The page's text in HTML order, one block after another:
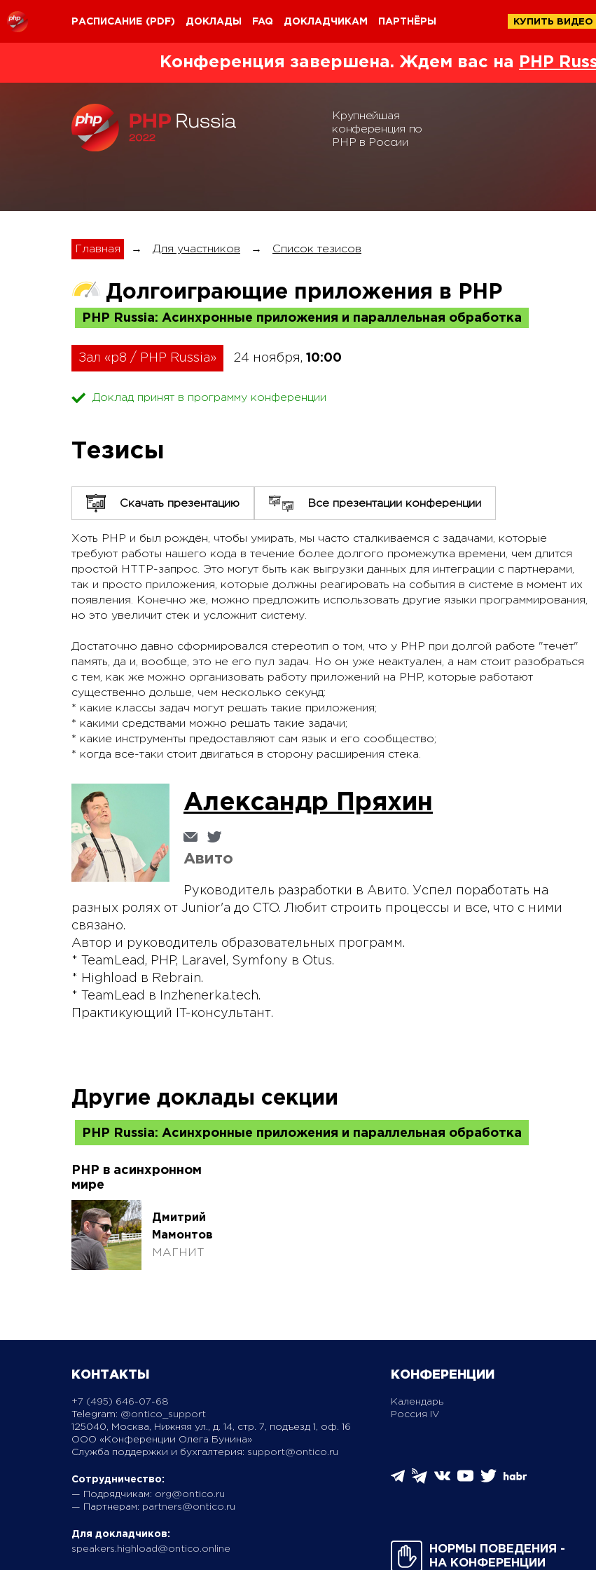
РАСПИСАНИЕ (PDF) ДОКЛАДЫ FAQ ДОКЛАДЧИКАМ ПАРТНЁРЫ КУПИТЬ ВИДЕО
Конференция завершена. Ждем вас на PHP
Крупнейшая
конференция по
PHP в России
Главная → Для участников → Список тезисов
Долгоиграющие приложения в PHP
PHP Russia: Асинхронные приложения и параллельная обработка
Зал «p8 / PHP Russia» 24 ноября, 10:00
Доклад принят в программу конференции
Тезисы
Скачать презентацию Все презентации конференции
Хоть PHP и был рождён, чтобы умирать, мы часто сталкиваемся с задачами, которые
требуют работы нашего кода в течение более долгого промежутка времени, чем длится
простой HTTP-запрос. Это могут быть как выгрузки данных для интеграции с партнерами,
так и просто приложения, которые должны реагировать на события в системе в момент их
появления. Конечно же, можно предложить использовать другие языки программирования,
но это увеличит стек и усложнит систему.
Достаточно давно сформировался стереотип о том, что у PHP при долгой работе "течёт"
память, да и, вообще, это не его пул задач. Но он уже неактуален, а нам стоит разобраться
с тем, как же можно организовать работу приложений на PHP, которые работают
существенно дольше, чем несколько секунд:
* какие классы задач могут решать такие приложения;
* какими средствами можно решать такие задачи;
* какие инструменты предоставляют сам язык и его сообщество;
* когда все-таки стоит двигаться в сторону расширения стека.
Александр Пряхин
Авито
Руководитель разработки в Авито. Успел поработать на
разных ролях от Junior'а до CTO. Любит строить процессы и все, что с ними
связано.
Автор и руководитель образовательных программ.
* TeamLead, PHP, Laravel, Symfony в Otus.
* Highload в Rebrain.
* TeamLead в Inzhenerka.tech.
Практикующий IT-консультант.
Другие доклады секции
PHP Russia: Асинхронные приложения и параллельная обработка
PHP в асинхронном
мире
Дмитрий
Мамонтов
МАГНИТ
КОНТАКТЫ
+7 (495) 646-07-68
Telegram: @ontico_support
125040, Москва, Нижняя ул., д. 14, стр. 7, подъезд 1, оф. 16
ООО «Конференции Олега Бунина»
Служба поддержки и бухгалтерия: support@ontico.ru
Сотрудничество:
— Подрядчикам: org@ontico.ru
— Партнерам: partners@ontico.ru
Для докладчиков:
speakers.highload@ontico.online
КОНФЕРЕНЦИИ
Календарь
Россия IV
НОРМЫ ПОВЕДЕНИЯ ­
НА КОНФЕРЕНЦИИ